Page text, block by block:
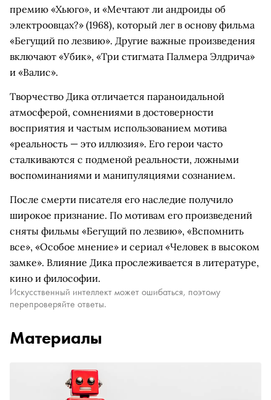
премию «Хьюго», и «Мечтают ли андроиды об
электроовцах?» (1968), который лег в основу фильма
«Бегущий по лезвию». Другие важные произведения
включают «Убик», «Три стигмата Палмера Элдрича»
и «Валис».
Творчество Дика отличается параноидальной
атмосферой, сомнениями в достоверности
восприятия и частым использованием мотива
«реальность — это иллюзия». Его герои часто
сталкиваются с подменой реальности, ложными
воспоминаниями и манипуляциями сознанием.
После смерти писателя его наследие получило
широкое признание. По мотивам его произведений
сняты фильмы «Бегущий по лезвию», «Вспомнить
все», «Особое мнение» и сериал «Человек в высоком
замке». Влияние Дика прослеживается в литературе,
кино и философии.
Искусственный интеллект может ошибаться, поэтому
перепроверяйте ответы.
Материалы